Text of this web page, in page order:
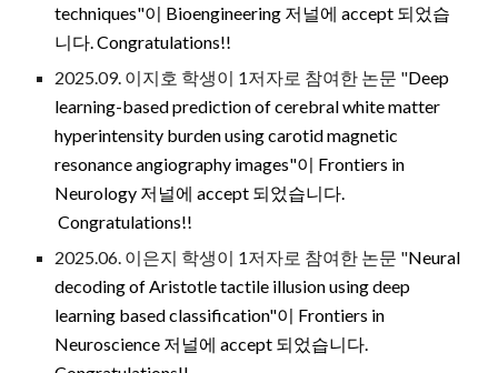
techniques"이 Bioengineering 저널에 accept 되었습
니다. Congratulations!!
2025.09. 이지호 학생이 1저자로 참여한 논문 "Deep
learning-based prediction of cerebral white matter
hyperintensity burden using carotid magnetic
resonance angiography images"이 Frontiers in
Neurology 저널에 accept 되었습니다.
Congratulations!!
2025.06. 이은지 학생이 1저자로 참여한 논문 "Neural
decoding of Aristotle tactile illusion using deep
learning based classification"이 Frontiers in
Neuroscience 저널에 accept 되었습니다.